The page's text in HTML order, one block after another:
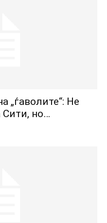
„ѓаволите“: Не
Сити, но…